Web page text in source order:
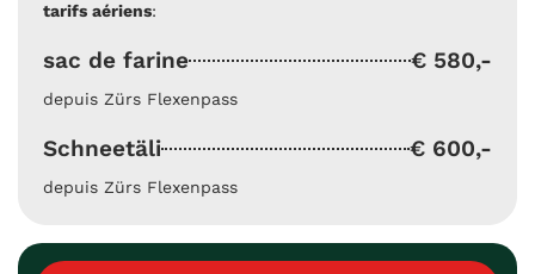
tarifs aériens:
sac de farine € 580,-
depuis Zürs Flexenpass
Schneetäli € 600,-
depuis Zürs Flexenpass